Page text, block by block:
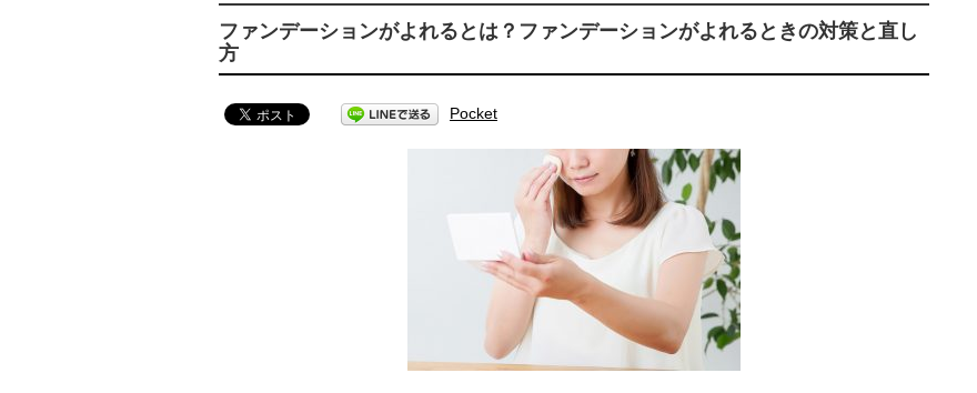
ファンデーションがよれるとは？ファンデーションがよれるときの対策と直し
方
Pocket